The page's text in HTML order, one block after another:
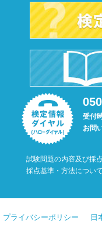
受付
お問
試験問題の内容及び採点
採点基準・方法につい
プライバシーポリシー 日